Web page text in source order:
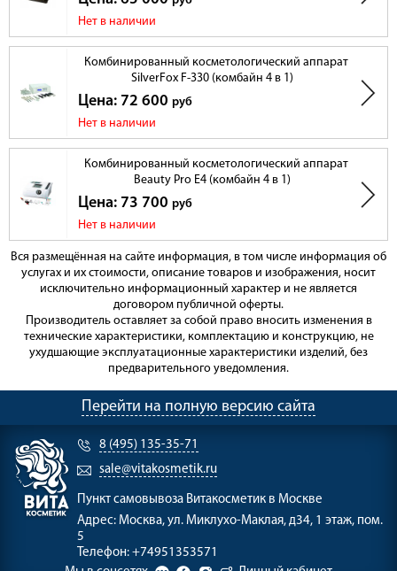
Нет в наличии
Комбинированный косметологический аппарат
SilverFox F-330 (комбайн 4 в 1)
Цена: 72 600 руб
Нет в наличии
Комбинированный косметологический аппарат
Beauty Pro E4 (комбайн 4 в 1)
Цена: 73 700 руб
Нет в наличии
Вся размещённая на сайте информация, в том числе информация об
услугах и их стоимости, описание товаров и изображения, носит
исключительно информационный характер и не является
договором публичной оферты.
Производитель оставляет за собой право вносить изменения в
технические характеристики, комплектацию и конструкцию, не
ухудшающие эксплуатационные характеристики изделий, без
предварительного уведомления.
Перейти на полную версию сайта
8 (495) 135-35-71
sale@vitakosmetik.ru
Пункт самовывоза Витакосметик в Москве
Адрес: Москва, ул. Миклухо-Маклая, д34, 1 этаж, пом.
5
Телефон: +74951353571